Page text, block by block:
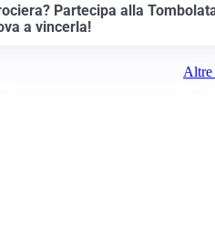
Partecipa alla
a vincerla!
Altre